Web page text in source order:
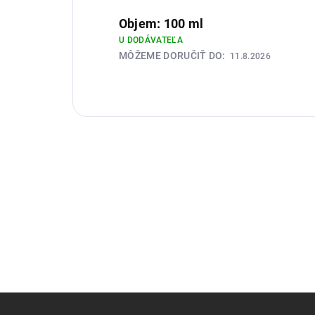
Objem: 100 ml
U DODÁVATEĽA
MÔŽEME DORUČIŤ DO: 11.8.2026